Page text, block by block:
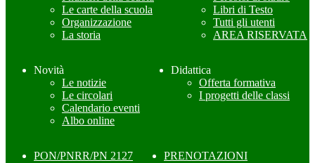
Le carte della scuola
Organizzazione
La storia
Libri di Testo
Tutti gli utenti
AREA RISERVATA
Novità
Le notizie
Le circolari
Calendario eventi
Albo online
Didattica
Offerta formativa
I progetti delle classi
PON/PNRR/PN 2127 PRENOTAZIONI